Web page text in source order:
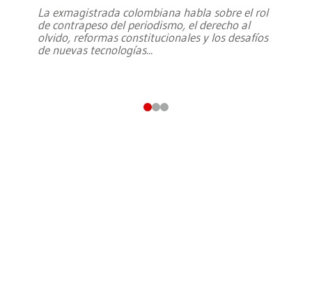
La exmagistrada colombiana habla sobre el rol
de contrapeso del periodismo, el derecho al
olvido, reformas constitucionales y los desafíos
de nuevas tecnologías...